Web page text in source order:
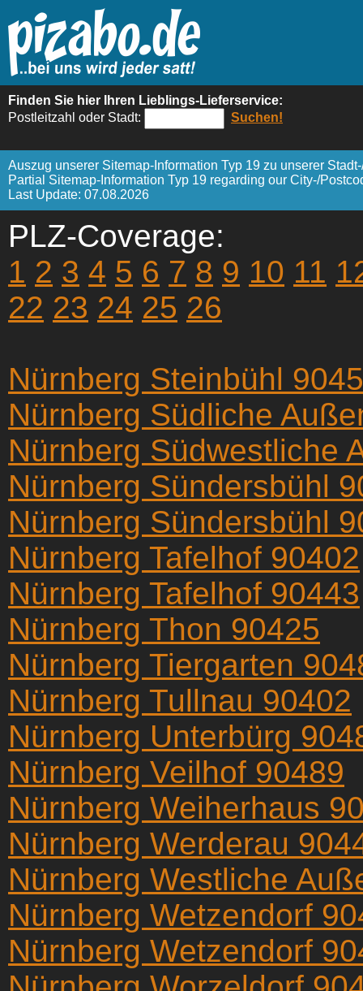
Finden Sie hier Ihren Lieblings-Lieferservice:
Postleitzahl oder Stadt:
Suchen!
Auszug unserer Sitemap-Information Typ 19 zu unserer
Partial Sitemap-Information Typ 19 regarding our City-/
Last Update: 07.08.2026
PLZ-Coverage:
1 2 3 4 5 6 7 8 9 10 11
22 23 24 25 26
Nürnberg Steinbühl
Nürnberg Südliche
Nürnberg Südwestliche
Nürnberg Sündersbühl
Nürnberg Sündersbühl
Nürnberg Tafelhof 90402
Nürnberg Tafelhof 90443
Nürnberg Thon 90425
Nürnberg Tiergarten
Nürnberg Tullnau 90402
Nürnberg Unterbürg
Nürnberg Veilhof 90489
Nürnberg Weiherhaus
Nürnberg Werderau
Nürnberg Westliche
Nürnberg Wetzendorf
Nürnberg Wetzendorf